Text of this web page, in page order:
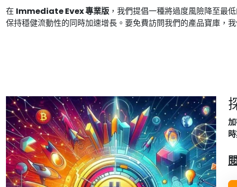
在 Immediate Evex 專業版，我們提倡一種將過度風險降至最
保持穩健流動性的同時加速增長。要免費訪問我們的產品寶庫，